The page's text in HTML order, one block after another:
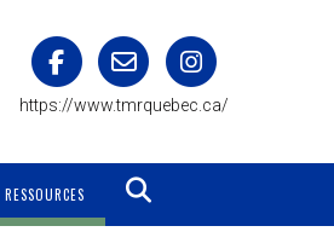
https://www.tmrquebec.ca/